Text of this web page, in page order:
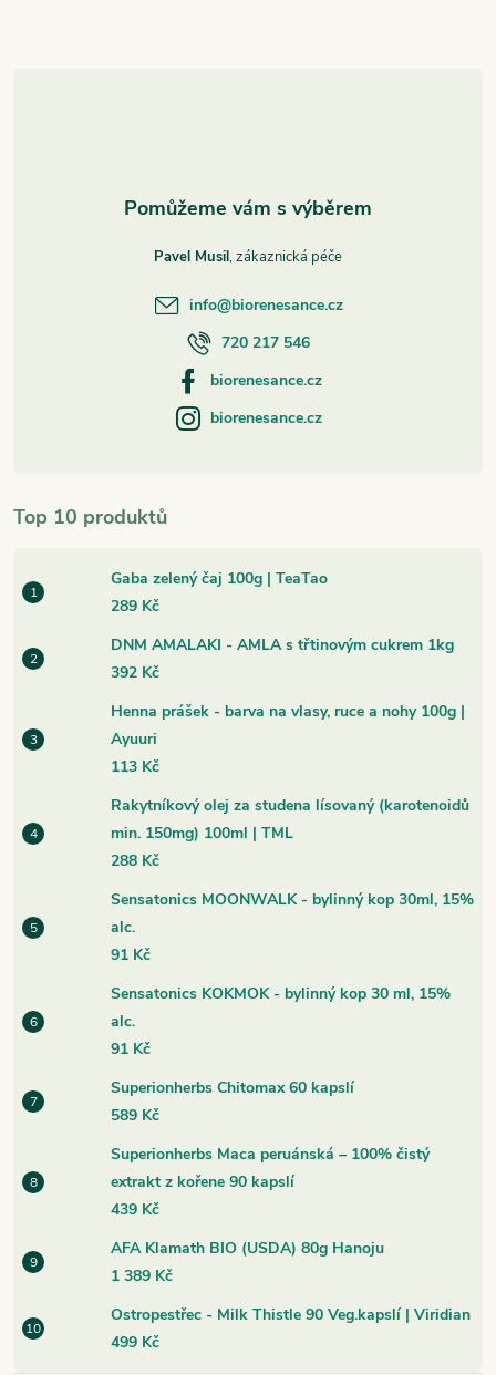
Top 10 produktů
Gaba zelený čaj 100g | TeaTao
289 Kč
DNM AMALAKI - AMLA s třtinovým cukrem 1kg
392 Kč
Henna prášek - barva na vlasy, ruce a nohy 100g |
Ayuuri
113 Kč
Rakytníkový olej za studena lísovaný (karotenoidů
min. 150mg) 100ml | TML
288 Kč
Sensatonics MOONWALK - bylinný kop 30ml, 15%
alc.
91 Kč
Sensatonics KOKMOK - bylinný kop 30 ml, 15%
alc.
91 Kč
Superionherbs Chitomax 60 kapslí
589 Kč
Superionherbs Maca peruánská – 100% čistý
extrakt z kořene 90 kapslí
439 Kč
AFA Klamath BIO (USDA) 80g Hanoju
1 389 Kč
Ostropestřec - Milk Thistle 90 Veg.kapslí | Viridian
499 Kč
Pavel Musil
info@biorenesance.cz
720 217 546
biorenesance.cz
biorenesance.cz